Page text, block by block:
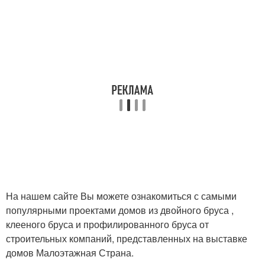
На нашем сайте Вы можете ознакомиться с самыми
популярными проектами домов из двойного бруса ,
клееного бруса и профилированного бруса от
строительных компаний, представленных на выставке
домов Малоэтажная Страна.